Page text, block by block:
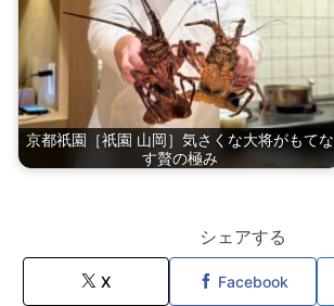
京都祇園［祇園 山岡］気さくな大将がもてな
す贅の極み
シェアする
X Facebook